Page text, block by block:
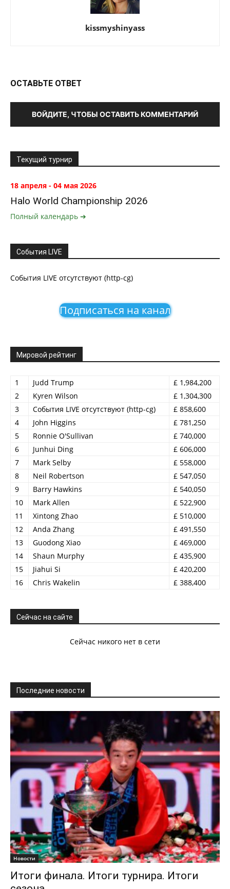
kissmyshinyass
ОСТАВЬТЕ ОТВЕТ
ВОЙДИТЕ, ЧТОБЫ ОСТАВИТЬ КОММЕНТАРИЙ
Текущий турнир
18 апреля - 04 мая 2026
Halo World Championship 2026
Полный календарь ➔
События LIVE
События LIVE отсутствуют (http-cg)
Подписаться на канал
Мировой рейтинг
1 Judd Trump
£ 1,984,200
2
Kyren Wilson
£ 1,304,300
3
События LIVE отсутствуют (http-cg)
£ 858,600
4
John Higgins
£ 781,250
5
Ronnie O'Sullivan
£ 740,000
6
Junhui Ding
£ 606,000
7
Mark Selby
£ 558,000
8
Neil Robertson
£ 547,050
9
Barry Hawkins
£ 540,050
10
Mark Allen
£ 522,900
11
Xintong Zhao
£ 510,000
12
Anda Zhang
£ 491,550
13
Guodong Xiao
£ 469,000
14
Shaun Murphy
£ 435,900
15
Jiahui Si
£ 420,200
16
Chris Wakelin £ 388,400
Сейчас на сайте
Сейчас никого нет в сети
Последние новости
Новости
Итоги финала. Итоги турнира. Итоги